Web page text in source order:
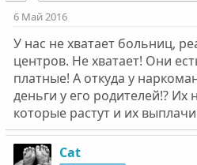
6 Май 2016
У нас не хватает больниц,
центров. Не хватает! Они
платные! А откуда у
деньги у его родителей!? Их
которые растут и их
Cat